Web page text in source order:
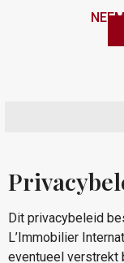
Dit privacybeleid
L’Immobilier
eventueel verstrekt